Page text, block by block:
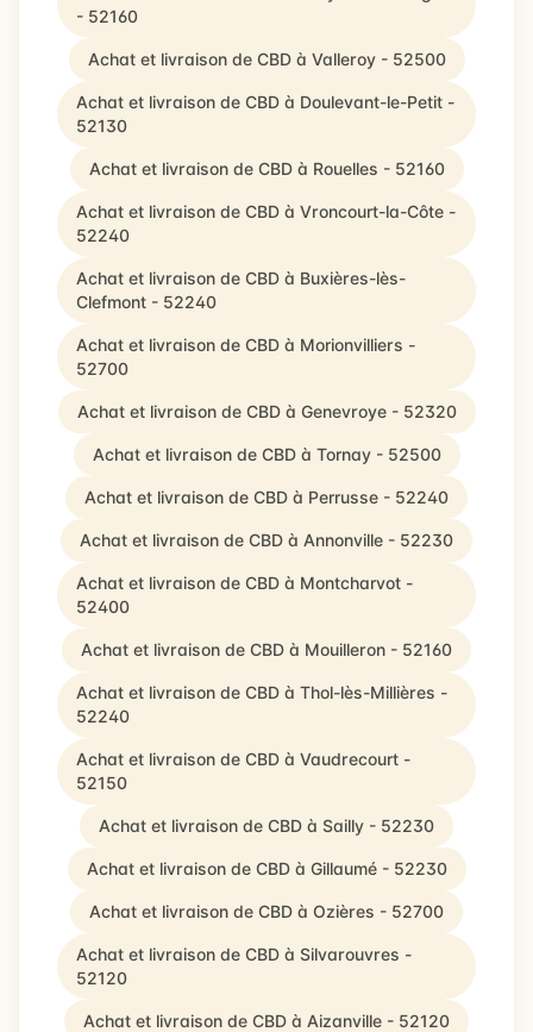
- 52160
Achat et livraison de CBD à Valleroy - 52500
Achat et livraison de CBD à Doulevant-le-Petit -
52130
Achat et livraison de CBD à Rouelles - 52160
Achat et livraison de CBD à Vroncourt-la-Côte -
52240
Achat et livraison de CBD à Buxières-lès-
Clefmont - 52240
Achat et livraison de CBD à Morionvilliers -
52700
Achat et livraison de CBD à Genevroye - 52320
Achat et livraison de CBD à Tornay - 52500
Achat et livraison de CBD à Perrusse - 52240
Achat et livraison de CBD à Annonville - 52230
Achat et livraison de CBD à Montcharvot -
52400
Achat et livraison de CBD à Mouilleron - 52160
Achat et livraison de CBD à Thol-lès-Millières -
52240
Achat et livraison de CBD à Vaudrecourt -
52150
Achat et livraison de CBD à Sailly - 52230
Achat et livraison de CBD à Gillaumé - 52230
Achat et livraison de CBD à Ozières - 52700
Achat et livraison de CBD à Silvarouvres -
52120
Achat et livraison de CBD à Aizanville - 52120